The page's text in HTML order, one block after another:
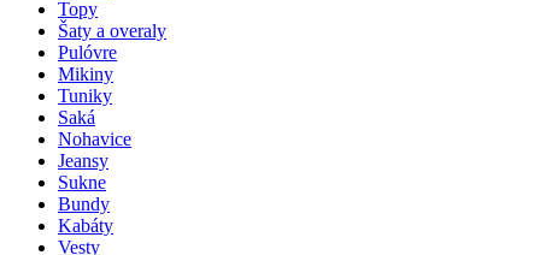
Topy
Šaty a overaly
Pulóvre
Mikiny
Tuniky
Saká
Nohavice
Jeansy
Sukne
Bundy
Kabáty
Vesty